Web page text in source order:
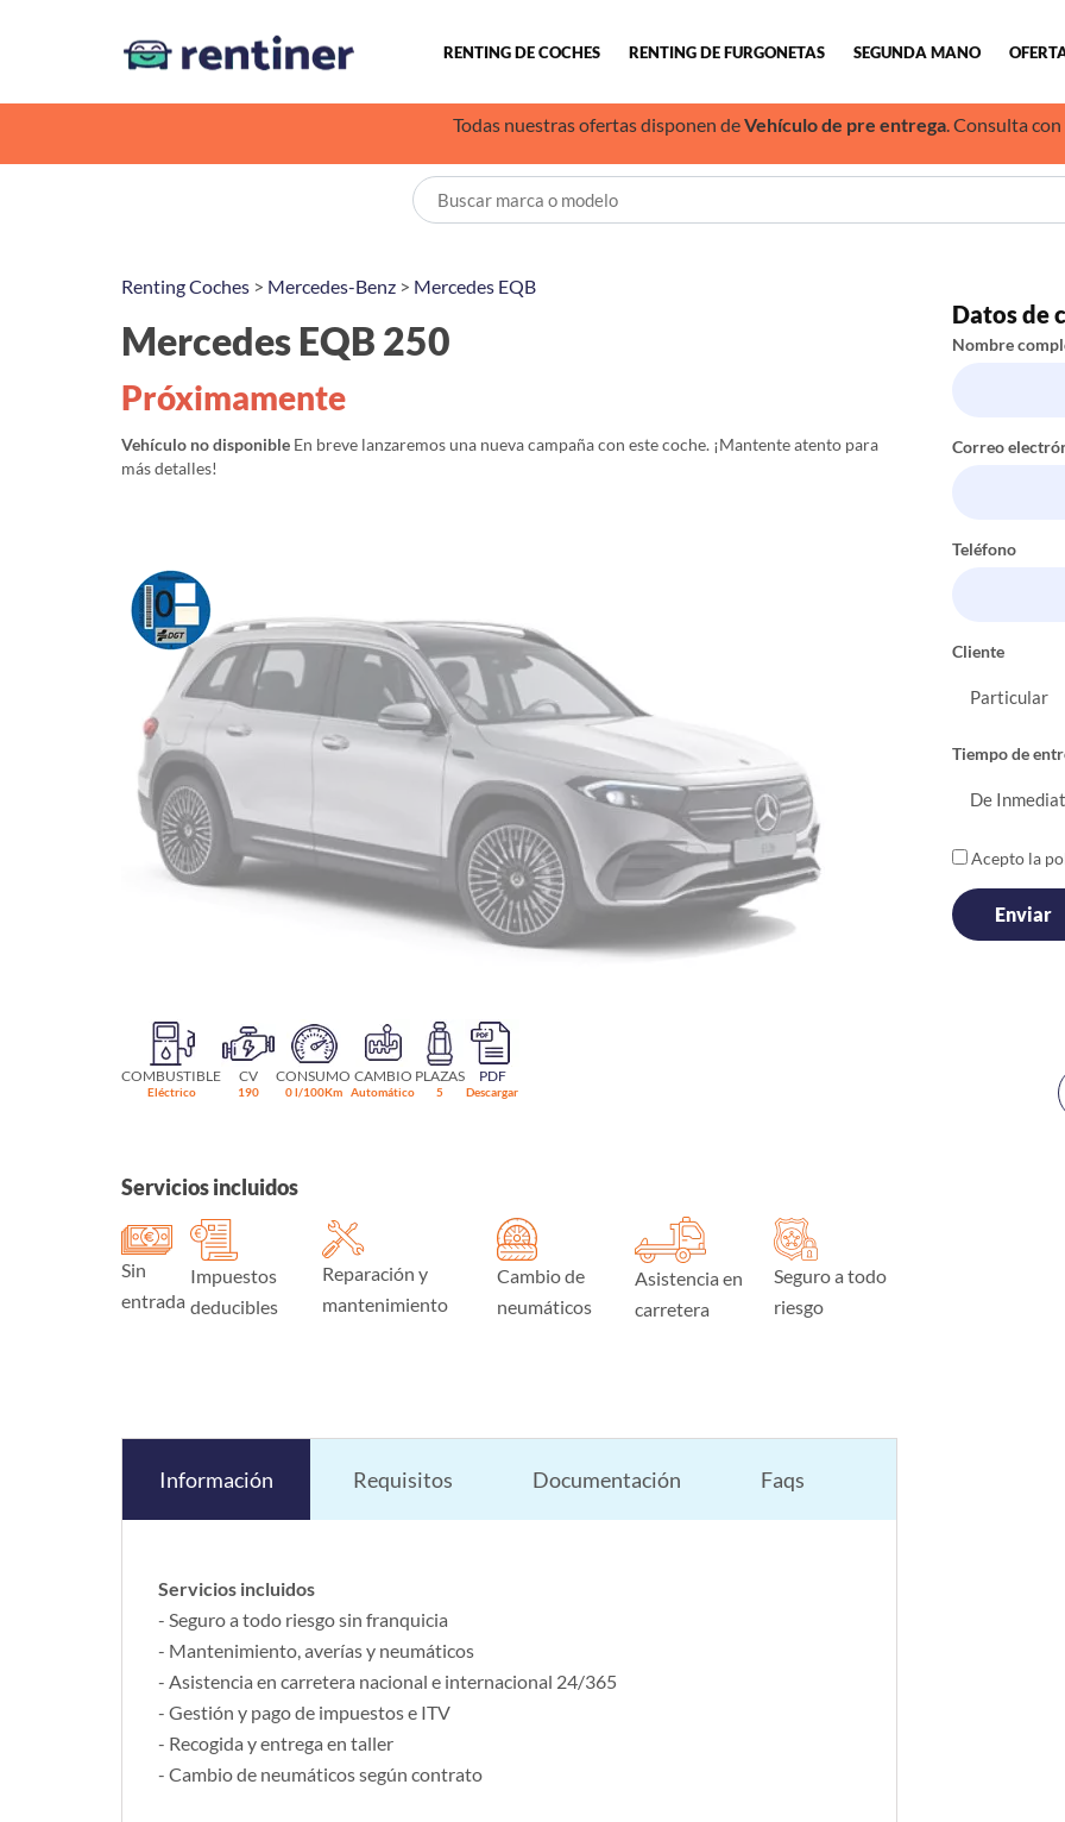
RENTING DE COCHES RENTING DE FURGONETAS SEGUNDA MANO
Todas nuestras ofertas disponen deVehículo de pre entrega. Consulta
Renting Coches > Mercedes-Benz > Mercedes EQB
Mercedes EQB 250
Próximamente
Vehículo no disponible En breve lanzaremos una nueva campaña con este coche. ¡Mantente atento para
más detalles!
COMBUSTIBLE
Eléctrico
CV
190
CONSUMO
0 l/100Km
CAMBIO
Automático
PLAZAS
5
PDF
Descargar
Servicios incluidos
Sin
entrada
Impuestos
deducibles
Reparación y
mantenimiento
Cambio de
neumáticos
Asistencia en
carretera
Seguro a todo
riesgo
Información Requisitos Documentación Faqs
Servicios incluidos
- Seguro a todo riesgo sin franquicia
- Mantenimiento, averías y neumáticos
- Asistencia en carretera nacional e internacional 24/365
- Gestión y pago de impuestos e ITV
- Recogida y entrega en taller
- Cambio de neumáticos según contrato
Datos de
Nombre
Correo
Teléfono
Cliente
Tiempo de
Acepto la